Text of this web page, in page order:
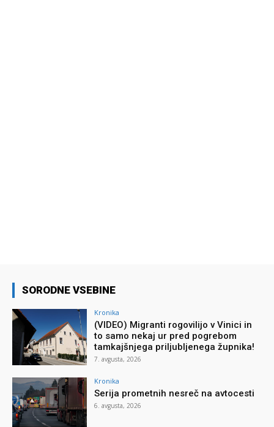
SORODNE VSEBINE
Kronika
(VIDEO) Migranti rogovilijo v Vinici in
to samo nekaj ur pred pogrebom
tamkajšnjega priljubljenega župnika!
7. avgusta, 2026
Kronika
Serija prometnih nesreč na avtocesti
6. avgusta, 2026